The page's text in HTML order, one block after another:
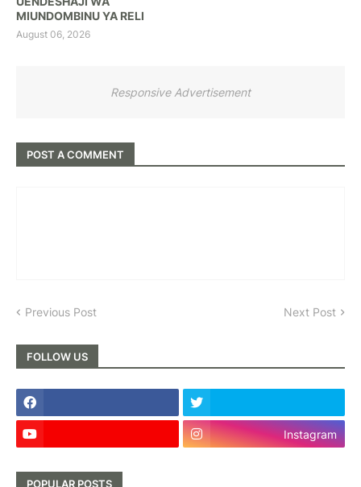
MIUNDOMBINU YA RELI
August 06, 2026
Responsive Advertisement
POST A COMMENT
Previous Post Next Post
FOLLOW US
Instagram
POPULAR POSTS